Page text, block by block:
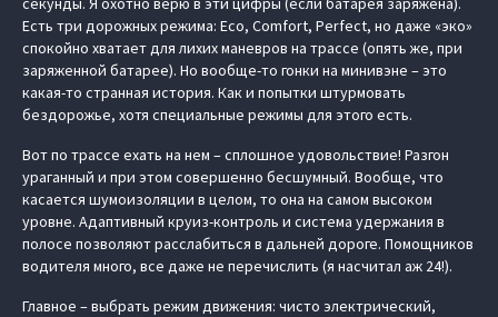
Есть три дорожных режима: Eco, Comfort, Perfect, но даже «‎эко»
спокойно хватает для лихих маневров на трассе (опять же, при
заряженной батарее). Но вообще-то гонки на минивэне – это
какая-то странная история. Как и попытки штурмовать
бездорожье, хотя специальные режимы для этого есть.
Вот по трассе ехать на нем – сплошное удовольствие! Разгон
ураганный и при этом совершенно бесшумный. Вообще, что
касается шумоизоляции в целом, то она на самом высоком
уровне. Адаптивный круиз-контроль и система удержания в
полосе позволяют расслабиться в дальней дороге. Помощников
водителя много, все даже не перечислить (я насчитал аж 24!).
Главное – выбрать режим движения: чисто электрический,